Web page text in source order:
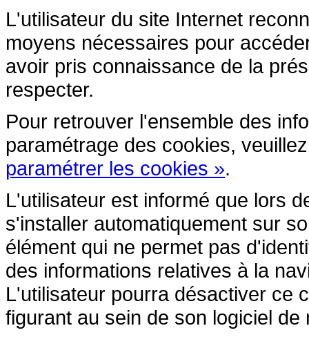
L'utilisateur du site Internet
moyens nécessaires pour
avoir pris connaissance de la
respecter.
Pour retrouver l'ensemble des
paramétrage des cookies,
paramétrer les cookies ».
L'utilisateur est informé que lors
s'installer automatiquement sur
élément qui ne permet pas
des informations relatives à la
L'utilisateur pourra désactiver ce
figurant au sein de son logiciel de